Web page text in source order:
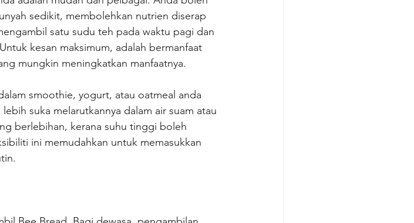
sedikit, membolehkan nutrien diserap
satu sudu teh pada waktu pagi dan
kesan maksimum, adalah bermanfaat
mungkin meningkatkan manfaatnya.
smoothie, yogurt, atau oatmeal anda
suka melarutkannya dalam air suam atau
berlebihan, kerana suhu tinggi boleh
ini memudahkan untuk memasukkan